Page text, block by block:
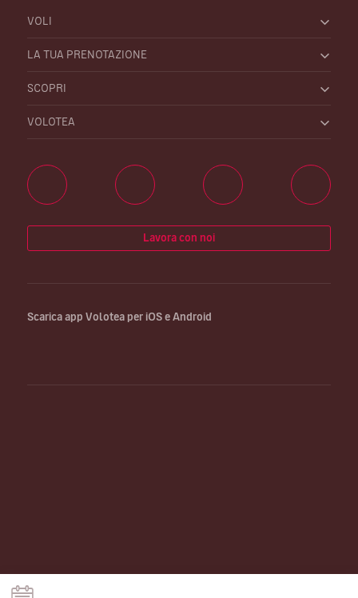
VOLI
LA TUA PRENOTAZIONE
SCOPRI
VOLOTEA
Lavora con noi
Scarica app Volotea per iOS e Android